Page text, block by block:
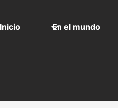
Inicio En el mundo